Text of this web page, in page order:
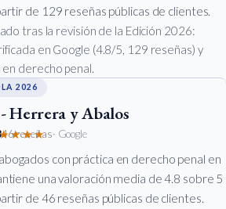
de 129 reseñas públicas de clientes.
tras la revisión de la Edición 2026:
en Google (4.8/5, 129 reseñas) y
derecho penal.
2026
Herrera y Abalos
46 reseñas· Google
con práctica en derecho penal en
una valoración media de 4.8 sobre 5
de 46 reseñas públicas de clientes.